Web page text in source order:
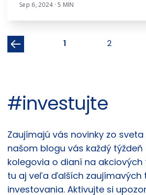
Sep 6, 2024 · 5 MIN
1 2
#investujte
Články
Zaujímajú vás novinky zo
našom blogu vás každý
kolegovia o dianí na
tu aj veľa ďalších zaujímavých
investovania. Aktivujte si